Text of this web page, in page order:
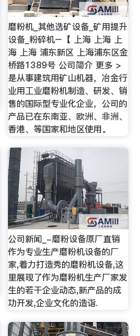
磨粉机_其他选矿设备_矿用提升
设备_粉碎机–【 上海 上海 上
海 上海 浦东新区 上海浦东区金
桥路1389号 公司简介 更多 >
是从事建筑用矿山机器，冶金行
业用工业磨粉机制造、研发、销
售的国际型专业化企业，公司的
产品已在东南亚、欧洲、非洲、
香港、等国家和地区使用。
公司新闻_-磨粉设备原厂直销
作为专业生产磨粉机设备的厂
家,着力打造秀的磨粉机设备,这
里展现了作为磨粉机生产厂家发
生的若干企业动态,新产品的成
功开发,企业文化的造诣.